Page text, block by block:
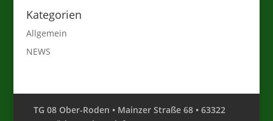
Kategorien
Allgemein
NEWS
TG 08 Ober-Roden • Mainzer Straße 68 • 63322